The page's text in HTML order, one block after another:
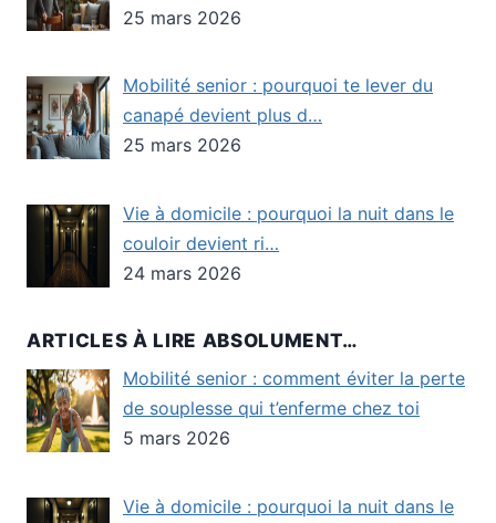
25 mars 2026
Mobilité senior : pourquoi te lever du
canapé devient plus d…
25 mars 2026
Vie à domicile : pourquoi la nuit dans le
couloir devient ri…
24 mars 2026
ARTICLES À LIRE ABSOLUMENT…
Mobilité senior : comment éviter la perte
de souplesse qui t’enferme chez toi
5 mars 2026
Vie à domicile : pourquoi la nuit dans le